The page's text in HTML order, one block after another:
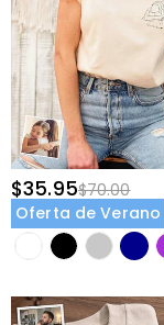
$35.95$70.00
Oferta de Verano